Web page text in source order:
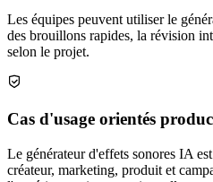
Les équipes peuvent utiliser le
des brouillons rapides, la révision
selon le projet.
Cas d'usage orientés
Le générateur d'effets sonores IA
créateur, marketing, produit et